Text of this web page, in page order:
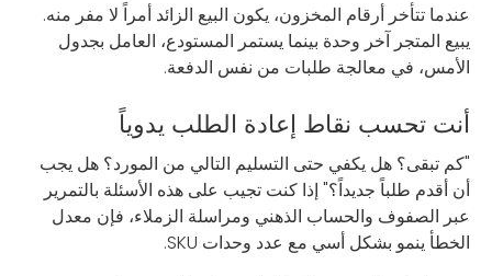
عندما تتأخر أرقام المخزون، يكون البيع الزائد أمراً لا مفر منه.
يبيع المتجر آخر وحدة بينما يستمر المستودع، العامل بجدول
الأمس، في معالجة طلبات من نفس الدفعة.
أنت تحسب نقاط إعادة الطلب يدوياً
"كم تبقى؟ هل يكفي حتى التسليم التالي من المورد؟ هل يجب
أن أقدم طلباً جديداً؟" إذا كنت تجيب على هذه الأسئلة بالتمرير
عبر الصفوف والحساب الذهني ومراسلة الزملاء، فإن معدل
الخطأ ينمو بشكل أسي مع عدد وحدات SKU.